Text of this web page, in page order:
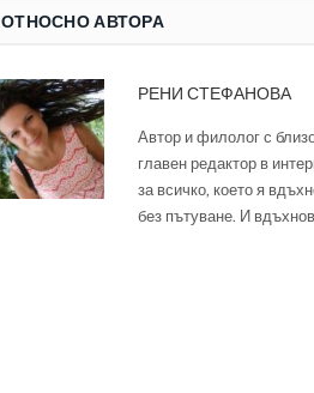
ОТНОСНО АВТОРА
РЕНИ СТЕФАНОВА
Автор и филолог с
главен редактор в
за всичко, което я
без пътуване. И